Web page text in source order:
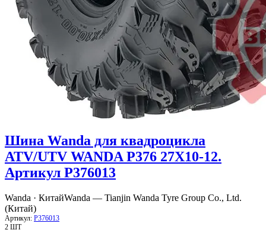
Шина Wanda для квадроцикла
ATV/UTV WANDA P376 27X10-12.
Артикул P376013
Wanda · КитайWanda — Tianjin Wanda Tyre Group Co., Ltd.
(Китай)
Артикул: P376013
2 ШТ